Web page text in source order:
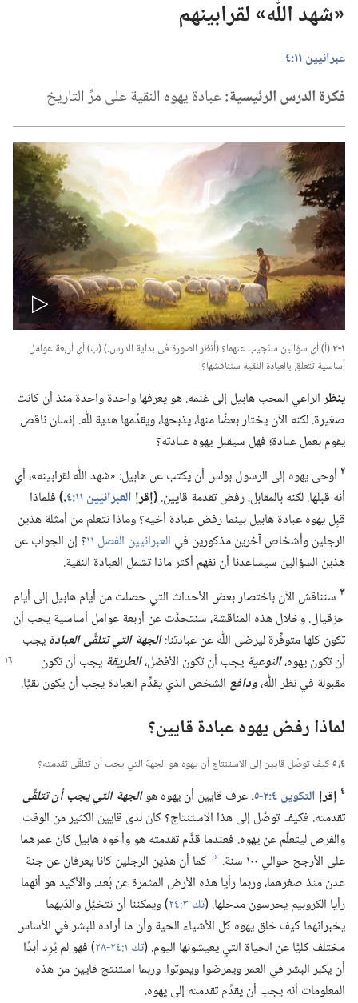
‏«شهد اللّٰه» لقرابينهم
عبرانيين ١١:‏٤
فكرة الدرس الرئيسية:‏عبادة يهوه النقية على مرِّ التاريخ
تشغيل
الفيديو
١-‏٣
(‏أ)‏ أي سؤالين سنُجيب عنهما؟‏ (‏أُنظر الصورة في بداية الدرس.‏)‏ (‏ب)‏ أي أربعة عوامل
أساسية تتعلق بالعبادة النقية سنناقشها؟‏
ينظرالراعي المحب هابيل إلى غنمه.‏ هو يعرفها واحدة واحدة منذ أن كانت
صغيرة.‏ لكنه الآن يختار بعضًا منها،‏ يذبحها،‏ ويقدِّمها هدية للّٰه.‏ إنسان ناقص
يقوم بعمل عبادة؛‏ فهل سيقبل يهوه عبادته؟‏
٢ أوحى يهوه إلى الرسول بولس أن يكتب عن هابيل:‏ «شهد اللّٰه لقرابينه»،‏ أي
أنه قبلها.‏ لكنه بالمقابل،‏ رفض تقدمة قايين.‏‏(‏إقرإ العبرانيين ١١:‏٤ ‏.‏)‏فلماذا
قبِل يهوه عبادة هابيل بينما رفض عبادة أخيه؟‏ وماذا نتعلم من أمثلة هذين
الرجلين وأشخاص آخرين مذكورين في العبرانيين الفصل ١١ ‏؟‏ إن الجواب عن
هذين السؤالين سيساعدنا أن نفهم أكثر ماذا تشمل العبادة النقية.‏
٣ سنناقش الآن باختصار بعض الأحداث التي حصلت من أيام هابيل إلى أيام
حزقيال.‏ وخلال هذه المناقشة،‏ سنتحدَّث عن أربعة عوامل أساسية يجب أن
تكون كلها متوفِّرة ليرضى اللّٰه عن عبادتنا:‏الجهة التي تتلقَّى العبادةيجب
أن تكون يهوه،‏النوعية يجب أن تكون الأفضل،‏الطريقة يجب أنتكون
مقبولة في نظر اللّٰه،‏ودافع الشخص الذي يقدِّم العبادة يجب أن يكون نقيًّا.‏
لماذا رفض يهوه عبادة قايين؟‏
٤،‏ ٥
كيف توصَّل قايين إلى الاستنتاج أن يهوه هو الجهة التي يجب أن تتلقَّى تقدمته؟‏
٤ إقرإ التكوين ٤:‏٢-‏٥ ‏.‏عرف قايين أن يهوه هوالجهة التي يجب أن تتلقَّى
تقدمته.‏ فكيف توصَّل إلى هذا الاستنتاج؟‏ كان لدى قايين الكثير من الوقت
والفرص ليتعلَّم عن يهوه.‏ فعندما قدَّم تقدمته هو وأخوه هابيل كان عمرهما
على الأرجح حوالي ١٠٠ سنة.‏
a كما أن هذين الرجلين كانا يعرفان عن جنة
عدن منذ صغرهما،‏ وربما رأيا هذه الأرض المثمرة عن بُعد.‏ والأكيد هو أنهما
رأيا الكروبيم يحرسون مدخلها.‏ (‏تك ٣:‏٢٤
‏)‏ ويمكننا أن نتخيَّل والدَيهما
يخبرانهما كيف خلق يهوه كل الأشياء الحية وأن ما أراده للبشر في الأساس
مختلف كليًّا عن الحياة التي يعيشونها اليوم.‏ (‏تك ١:‏٢٤-‏٢٨
‏)‏ فهو لم يُرِد أبدًا
أن يكبر البشر في العمر ويمرضوا ويموتوا.‏ وربما استنتج قايين من هذه
المعلومات أنه يجب أن يقدِّم تقدمته إلى يهوه.‏